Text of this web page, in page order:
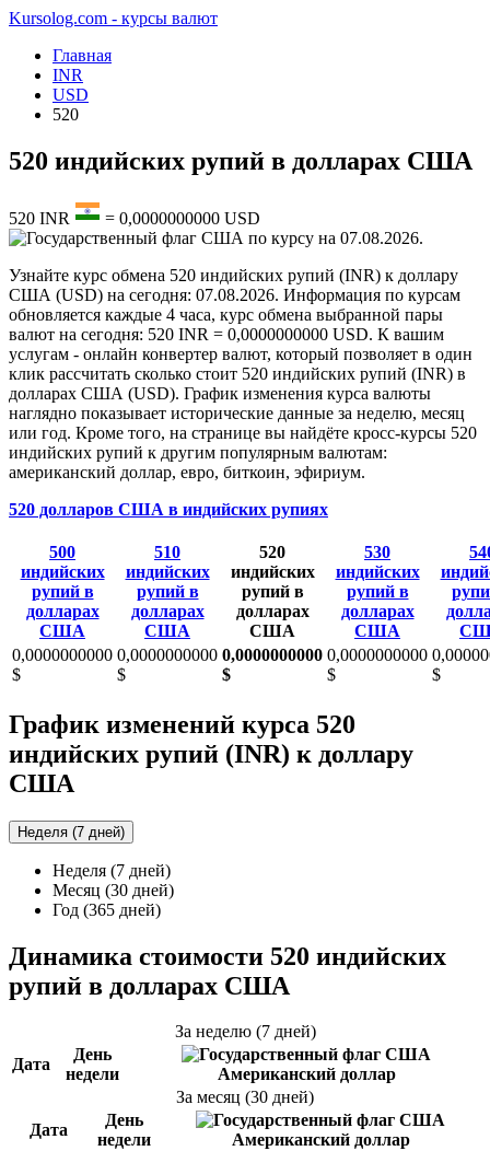
Kursolog.com - курсы валют
Главная
INR
USD
520
520 индийских рупий в долларах США
520 INR = 0,0000000000 USD
по курсу на 07.08.2026.
Узнайте курс обмена 520 индийских рупий (INR) к доллару
США (USD) на сегодня: 07.08.2026. Информация по курсам
обновляется каждые 4 часа, курс обмена выбранной пары
валют на сегодня: 520 INR = 0,0000000000 USD. К вашим
услугам - онлайн конвертер валют, который позволяет в один
клик рассчитать сколько стоит 520 индийских рупий (INR) в
долларах США (USD). График изменения курса валюты
наглядно показывает исторические данные за неделю, месяц
или год. Кроме того, на странице вы найдёте кросс-курсы 520
индийских рупий к другим популярным валютам:
американский доллар, евро, биткоин, эфириум.
520 долларов США в индийских рупиях
500
индийских
рупий в
долларах
США
510
индийских
рупий в
долларах
США
520
индийских
рупий в
долларах
США
530
индийских
рупий в
долларах
США
0,0000000000
$
0,0000000000
$
0,0000000000
$
0,0000000000
$
$
График изменений курса 520
индийских рупий (INR) к доллару
США
Неделя (7 дней)
Неделя (7 дней)
Месяц (30 дней)
Год (365 дней)
Динамика стоимости 520 индийских
рупий в долларах США
За неделю (7 дней)
Дата
День
недели
Американский доллар
За месяц (30 дней)
Дата
День
недели
Американский доллар